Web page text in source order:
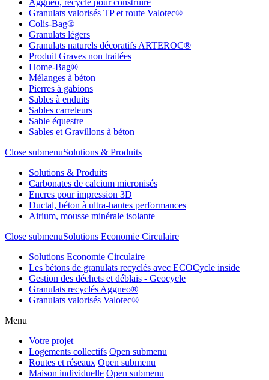
Granulats valorisés TP et route Valotec®
Colis-Bag®
Granulats légers
Granulats naturels décoratifs ARTEROC®
Produit Graves non traitées
Home-Bag®
Mélanges à béton
Pierres à gabions
Sables à enduits
Sables carreleurs
Sable équestre
Sables et Gravillons à béton
Close submenuSolutions & Produits
Solutions & Produits
Carbonates de calcium micronisés
Encres pour impression 3D
Ductal, béton à ultra-hautes performances
Airium, mousse minérale isolante
Close submenuSolutions Economie Circulaire
Solutions Economie Circulaire
Les bétons de granulats recyclés avec ECOCycle inside
Gestion des déchets et déblais - Geocycle
Granulats recyclés Aggneo®
Granulats valorisés Valotec®
Menu
Votre projet
Logements collectifs Open submenu
Routes et réseaux Open submenu
Maison individuelle Open submenu